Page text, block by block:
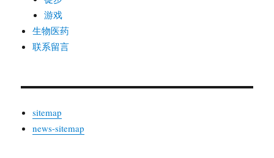
游戏
生物医药
联系留言
sitemap
news-sitemap